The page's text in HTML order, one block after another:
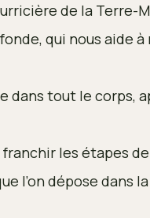
de la Terre-
qui nous aide
dans tout le corps,
les étapes
l’on dépose dans